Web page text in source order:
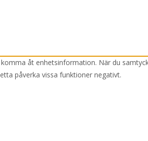
åt enhetsinformation. När du
påverka vissa funktioner negativt.